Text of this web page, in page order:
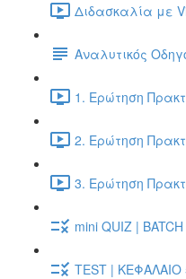
Διδασκαλία με
Αναλυτικός
1. Ερώτηση
2. Ερώτηση
3. Ερώτηση
mini QUIZ |
TEST | ΚΕΦΑΛΑΙΟ